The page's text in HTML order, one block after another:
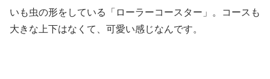
いも虫の形をしている「ローラーコースター」。コースも
大きな上下はなくて、可愛い感じなんです。